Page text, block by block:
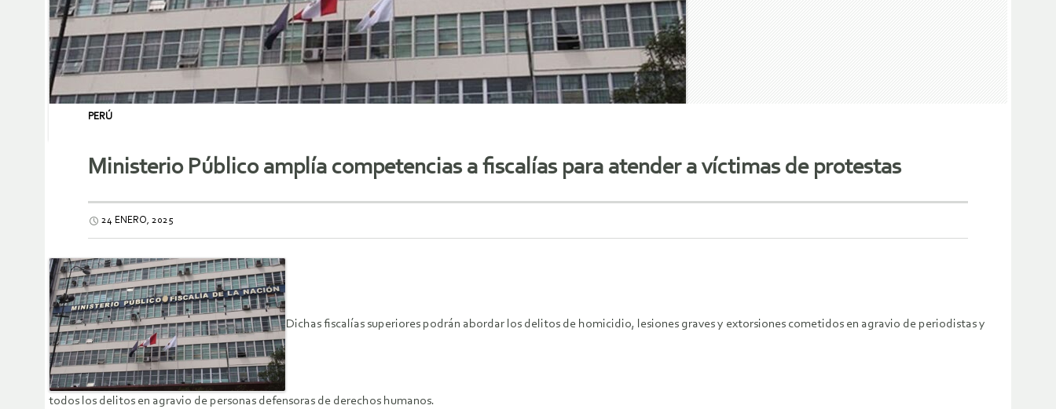
PERÚ
Ministerio Público amplía competencias a fiscalías para atender a víctimas de protestas
24 ENERO, 2025
Dichas fiscalías superiores podrán abordar los delitos de homicidio, lesiones graves y extorsiones cometidos en agravio de periodistas y
todos los delitos en agravio de personas defensoras de derechos humanos.